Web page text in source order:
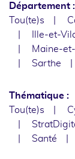
Département :
Tou(te)s
Ille-et-
Maine-
Sarthe
Thématique :
Tou(te)s
Santé